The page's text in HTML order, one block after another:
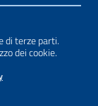
di terze parti.
dei cookie.
| Basato sul